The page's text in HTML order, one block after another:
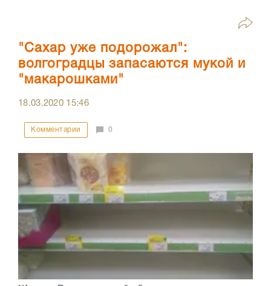
"Сахар уже подорожал":
волгоградцы запасаются мукой и
"макарошками"
18.03.2020 15:46
Комментарии 0